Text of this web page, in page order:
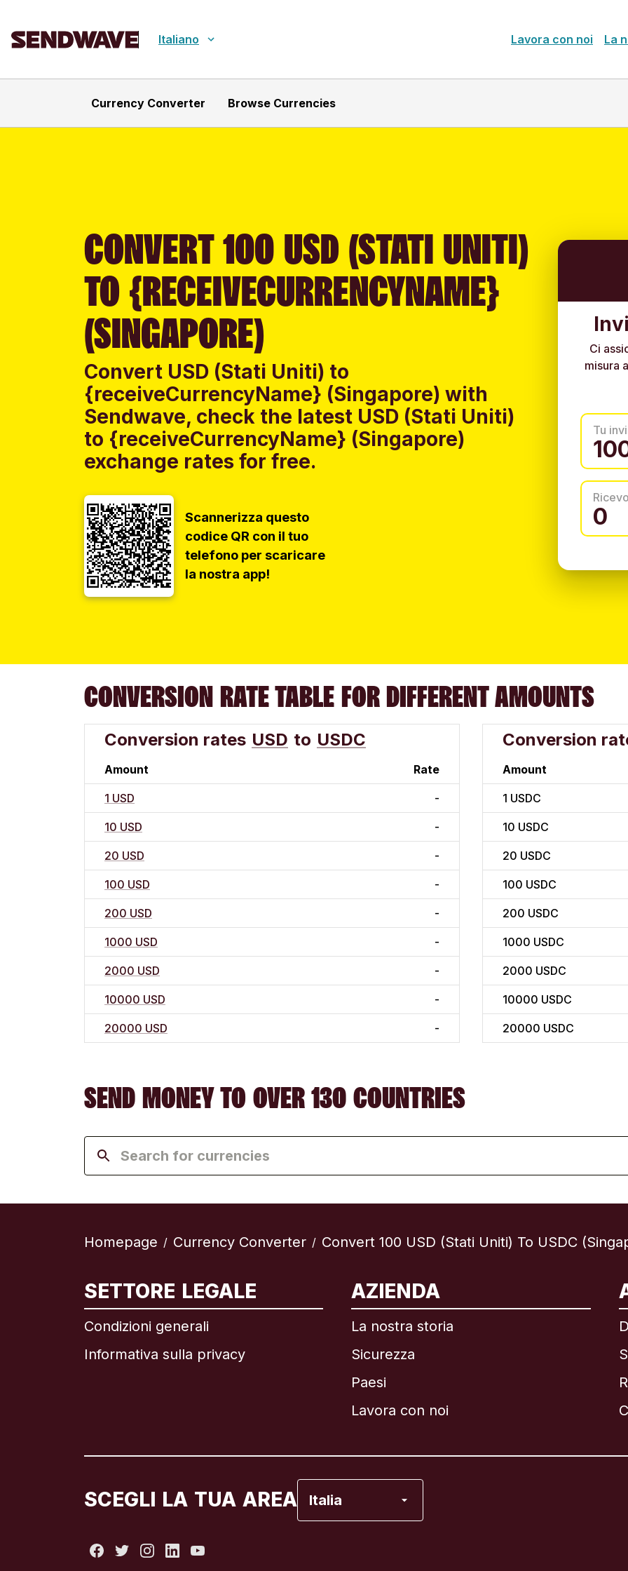
Italiano Lavora con noi La
Currency Converter Browse Currencies
CONVERT 100 USD (STATI UNITI)
TO {RECEIVECURRENCYNAME}
(SINGAPORE)
Convert USD (Stati Uniti) to
{receiveCurrencyName} (Singapore) with
Sendwave, check the latest USD (Stati Uniti)
to {receiveCurrencyName} (Singapore)
exchange rates for free.
Scannerizza questo
codice QR con il tuo
telefono per scaricare
la nostra app!
Ci
misura
Tu
CONVERSION RATE TABLE FOR DIFFERENT AMOUNTS
Conversion rates USD to USDC
Amount Rate
1 USD -
10 USD -
20 USD -
100 USD -
200 USD -
1000 USD -
2000 USD -
10000 USD -
20000 USD -
Conversion
Amount
1 USDC
10 USDC
20 USDC
100 USDC
200 USDC
1000 USDC
2000 USDC
10000 USDC
20000 USDC
SEND MONEY TO OVER 130 COUNTRIES
Homepage / Currency Converter / Convert 100 USD (Stati Uniti) To USDC
SETTORE LEGALE
Condizioni generali
Informativa sulla privacy
AZIENDA
La nostra storia
Sicurezza
Paesi
Lavora con noi
SCEGLI LA TUA AREA Italia